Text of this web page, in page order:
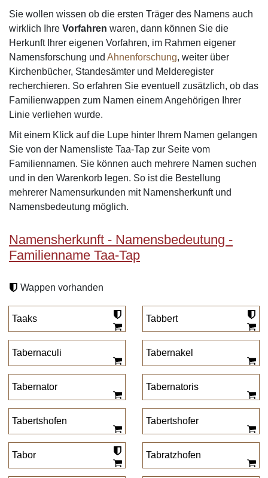
Sie wollen wissen ob die ersten Träger des Namens auch
wirklich Ihre Vorfahren waren, dann können Sie die
Herkunft Ihrer eigenen Vorfahren, im Rahmen eigener
Namensforschung und Ahnenforschung, weiter über
Kirchenbücher, Standesämter und Melderegister
recherchieren. So erfahren Sie eventuell zusätzlich, ob das
Familienwappen zum Namen einem Angehörigen Ihrer
Linie verliehen wurde.
Mit einem Klick auf die Lupe hinter Ihrem Namen gelangen
Sie von der Namensliste Taa-Tap zur Seite vom
Familiennamen. Sie können auch mehrere Namen suchen
und in den Warenkorb legen. So ist die Bestellung
mehrerer Namensurkunden mit Namensherkunft und
Namensbedeutung möglich.
Namensherkunft - Namensbedeutung -
Familienname Taa-Tap
Wappen vorhanden
Taaks Tabbert
Tabernaculi Tabernakel
Tabernator Tabernatoris
Tabertshofen Tabertshofer
Tabor Tabratzhofen